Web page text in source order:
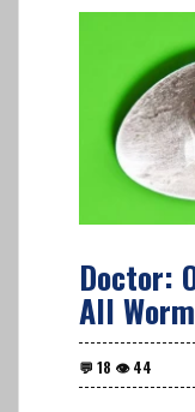
Doctor:
All